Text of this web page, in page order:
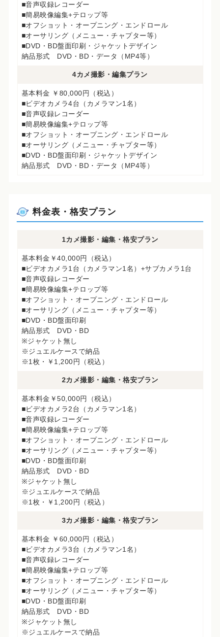
■音声収録レコーダー
■簡易映像編集+テロップ等
■オフショット・オープニング・エンドロール
■オーサリング（メニュー・チャプター等）
■DVD・BD盤面印刷・ジャケットデザイン
納品形式 DVD・BD・データ（MP4等）
4カメ撮影・編集プラン
基本料金 ￥80,000円（税込）
■ビデオカメラ4台（カメラマン1名）
■音声収録レコーダー
■簡易映像編集+テロップ等
■オフショット・オープニング・エンドロール
■オーサリング（メニュー・チャプター等）
■DVD・BD盤面印刷・ジャケットデザイン
納品形式 DVD・BD・データ（MP4等）
料金表・格安プラン
1カメ撮影・編集・格安プラン
基本料金￥40,000円（税込）
■ビデオカメラ1台（カメラマン1名）+サブカメラ1台
■音声収録レコーダー
■簡易映像編集+テロップ等
■オフショット・オープニング・エンドロール
■オーサリング（メニュー・チャプター等）
■DVD・BD盤面印刷
納品形式 DVD・BD
※ジャケット無し
※ジュエルケースで納品
※1枚・￥1,200円（税込）
2カメ撮影・編集・格安プラン
基本料金￥50,000円（税込）
■ビデオカメラ2台（カメラマン1名）
■音声収録レコーダー
■簡易映像編集+テロップ等
■オフショット・オープニング・エンドロール
■オーサリング（メニュー・チャプター等）
■DVD・BD盤面印刷
納品形式 DVD・BD
※ジャケット無し
※ジュエルケースで納品
※1枚・￥1,200円（税込）
3カメ撮影・編集・格安プラン
基本料金 ￥60,000円（税込）
■ビデオカメラ3台（カメラマン1名）
■音声収録レコーダー
■簡易映像編集+テロップ等
■オフショット・オープニング・エンドロール
■オーサリング（メニュー・チャプター等）
■DVD・BD盤面印刷
納品形式 DVD・BD
※ジャケット無し
※ジュエルケースで納品